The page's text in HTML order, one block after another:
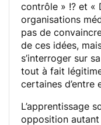
contrôle » !? et «
organisations
pas de
de ces idées,
s’interroger sur
tout à fait
certaines d’entre
L’apprentissage
opposition autant